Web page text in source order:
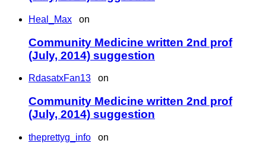
Heal_Max on
Community Medicine written 2nd prof
(July, 2014) suggestion
RdasatxFan13 on
Community Medicine written 2nd prof
(July, 2014) suggestion
theprettyg_info on